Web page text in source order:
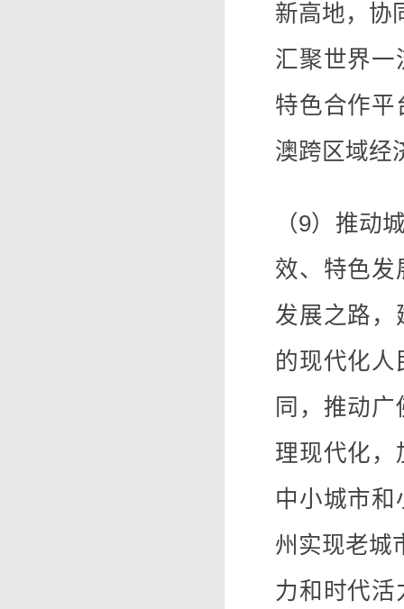
新高地，协
汇聚世界一
特色合作平
澳跨区域经
（9）推动
效、特色发
发展之路，
的现代化
同，推动
理现代化，
中小城市
州实现老城
力和时代